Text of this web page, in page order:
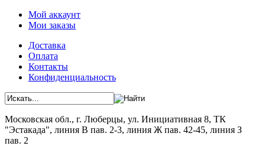
Мой аккаунт
Мои заказы
Доставка
Оплата
Контакты
Конфиденциальность
Московская обл., г. Люберцы, ул. Инициативная 8, ТК
"Эстакада", линия В пав. 2-3, линия Ж пав. 42-45, линия З
пав. 2